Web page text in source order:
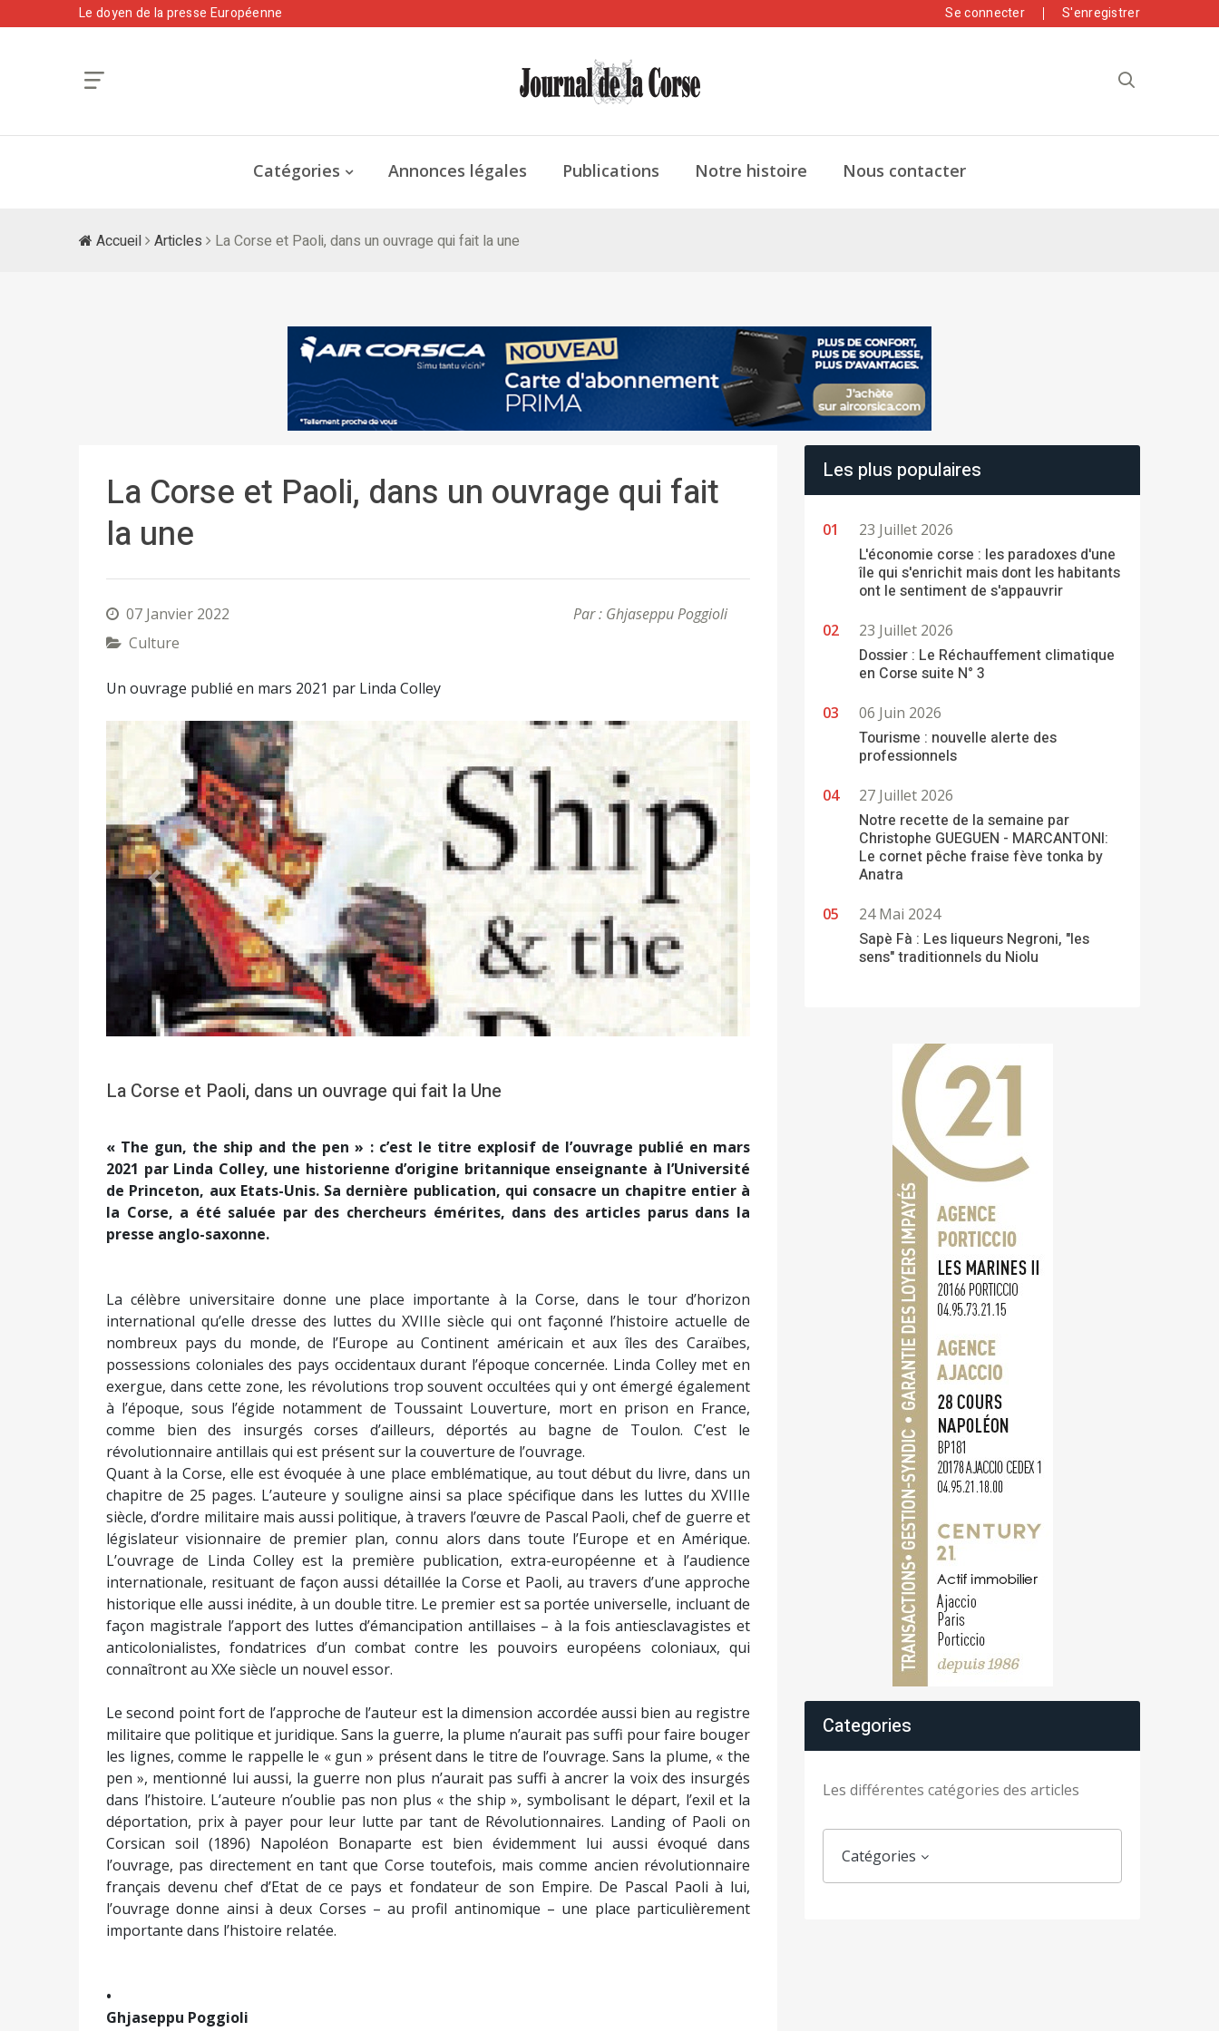
Le doyen de la presse Européenne Se connecter S'enregistrer
Catégories Annonces légales Publications Notre histoire Nous contacter
Accueil Articles La Corse et Paoli, dans un ouvrage qui fait la une
La Corse et Paoli, dans un ouvrage qui fait
la une
07 Janvier 2022
Par : Ghjaseppu Poggioli
Culture
Un ouvrage publié en mars 2021 par Linda Colley
Précédent
La Corse et Paoli, dans un ouvrage qui fait la Une
« The gun, the ship and the pen » : c’est le titre explosif de l’ouvrage publié en mars
2021 par Linda Colley, une historienne d’origine britannique enseignante à l’Université
de Princeton, aux Etats-Unis. Sa dernière publication, qui consacre un chapitre entier à
la Corse, a été saluée par des chercheurs émérites, dans des articles parus dans la
presse anglo-saxonne.
La célèbre universitaire donne une place importante à la Corse, dans le tour d’horizon
international qu’elle dresse des luttes du XVIIIe siècle qui ont façonné l’histoire actuelle de
nombreux pays du monde, de l’Europe au Continent américain et aux îles des Caraïbes,
possessions coloniales des pays occidentaux durant l’époque concernée. Linda Colley met en
exergue, dans cette zone, les révolutions trop souvent occultées qui y ont émergé également
à l’époque, sous l’égide notamment de Toussaint Louverture, mort en prison en France,
comme bien des insurgés corses d’ailleurs, déportés au bagne de Toulon. C’est le
révolutionnaire antillais qui est présent sur la couverture de l’ouvrage.
Quant à la Corse, elle est évoquée à une place emblématique, au tout début du livre, dans un
chapitre de 25 pages. L’auteure y souligne ainsi sa place spécifique dans les luttes du XVIIIe
siècle, d’ordre militaire mais aussi politique, à travers l’œuvre de Pascal Paoli, chef de guerre et
législateur visionnaire de premier plan, connu alors dans toute l’Europe et en Amérique.
L’ouvrage de Linda Colley est la première publication, extra-européenne et à l’audience
internationale, resituant de façon aussi détaillée la Corse et Paoli, au travers d’une approche
historique elle aussi inédite, à un double titre. Le premier est sa portée universelle, incluant de
façon magistrale l’apport des luttes d’émancipation antillaises – à la fois antiesclavagistes et
anticolonialistes, fondatrices d’un combat contre les pouvoirs européens coloniaux, qui
connaîtront au XXe siècle un nouvel essor.
Le second point fort de l’approche de l’auteur est la dimension accordée aussi bien au registre
militaire que politique et juridique. Sans la guerre, la plume n’aurait pas suffi pour faire bouger
les lignes, comme le rappelle le « gun » présent dans le titre de l’ouvrage. Sans la plume, « the
pen », mentionné lui aussi, la guerre non plus n’aurait pas suffi à ancrer la voix des insurgés
dans l’histoire. L’auteure n’oublie pas non plus « the ship », symbolisant le départ, l’exil et la
déportation, prix à payer pour leur lutte par tant de Révolutionnaires. Landing of Paoli on
Corsican soil (1896) Napoléon Bonaparte est bien évidemment lui aussi évoqué dans
l’ouvrage, pas directement en tant que Corse toutefois, mais comme ancien révolutionnaire
français devenu chef d’Etat de ce pays et fondateur de son Empire. De Pascal Paoli à lui,
l’ouvrage donne ainsi à deux Corses – au profil antinomique – une place particulièrement
importante dans l’histoire relatée.
•
Ghjaseppu Poggioli
Les plus populaires
23 Juillet 2026
L'économie corse : les paradoxes d'une
île qui s'enrichit mais dont les habitants
ont le sentiment de s'appauvrir
23 Juillet 2026
Dossier : Le Réchauffement climatique
en Corse suite N° 3
06 Juin 2026
Tourisme : nouvelle alerte des
professionnels
27 Juillet 2026
Notre recette de la semaine par
Christophe GUEGUEN - MARCANTONI:
Le cornet pêche fraise fève tonka by
Anatra
24 Mai 2024
Sapè Fà : Les liqueurs Negroni, "les
sens" traditionnels du Niolu
Categories
Les différentes catégories des articles
Catégories